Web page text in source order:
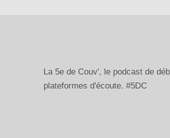
La 5e de Couv', le podcast de
plateformes d'écoute. #5DC